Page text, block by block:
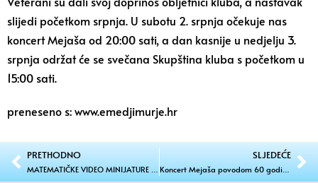
slijedi početkom srpnja. U subotu 2. srpnja očekuje nas
koncert Mejaša od 20:00 sati, a dan kasnije u nedjelju 3.
srpnja održat će se svečana Skupština kluba s početkom u
15:00 sati.
preneseno s: www.emedjimurje.hr
PRETHODNO
MATEMATIČKE VIDEO MINIJATURE Suradnja škola iz Sarajeva, Čakovca i Svetog Jurja na Bregu
SLJEDEĆE
Koncert Mejaša povodom 60 godina NK Hajduk Brezje